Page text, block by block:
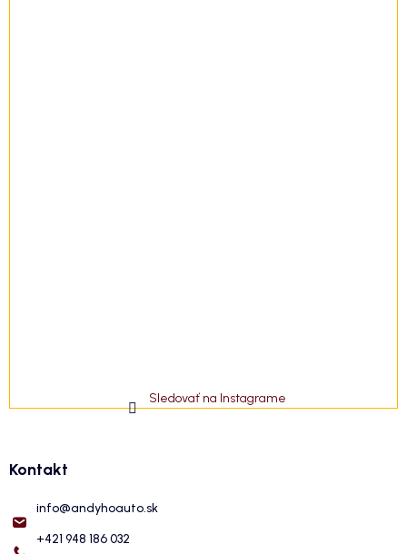
Sledovať na Instagrame
Kontakt
info@andyhoauto.sk
+421 948 186 032